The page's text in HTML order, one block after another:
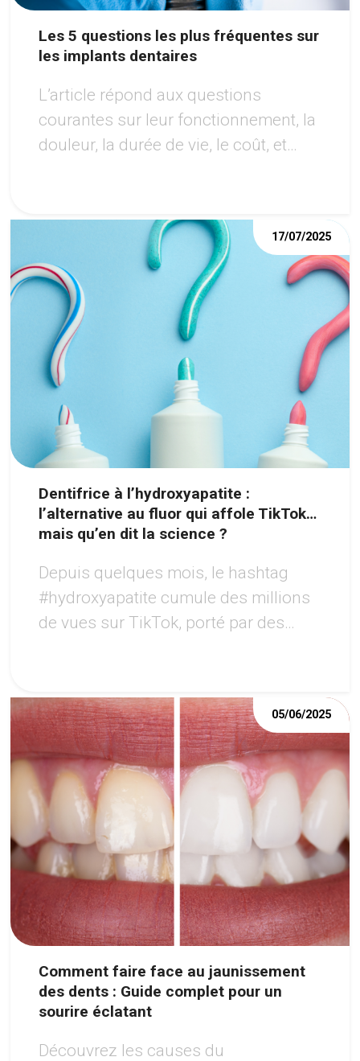
Les 5 questions les plus fréquentes sur
les implants dentaires
L’article répond aux questions
courantes sur leur fonctionnement, la
douleur, la durée de vie, le coût, et
option moderne pour retrouver un
sourire harmonieux.
Dentifrice à l’hydroxyapatite :
l’alternative au fluor qui affole TikTok…
mais qu’en dit la science ?
17/07/2025
Depuis quelques mois, le hashtag
#hydroxyapatite cumule des millions
de vues sur TikTok, porté par des
Comment faire face au jaunissement
des dents : Guide complet pour un
sourire éclatant
05/06/2025
Découvrez les causes du